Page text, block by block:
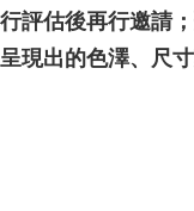
評估後再行邀請
現出的色澤、尺